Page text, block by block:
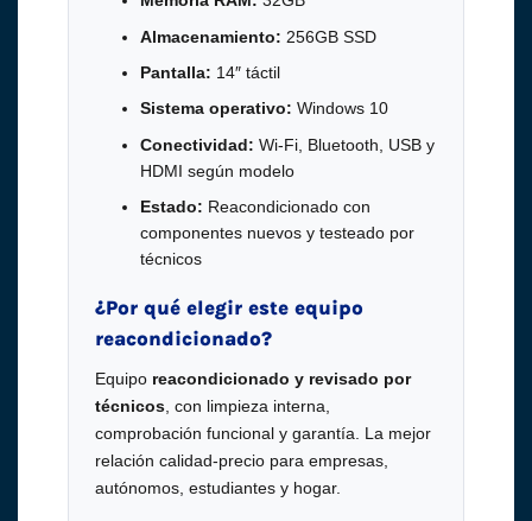
Almacenamiento: 256GB SSD
Pantalla: 14″ táctil
Sistema operativo: Windows 10
Conectividad: Wi-Fi, Bluetooth, USB y
HDMI según modelo
Estado: Reacondicionado con
componentes nuevos y testeado por
técnicos
¿Por qué elegir este equipo
reacondicionado?
Equipo reacondicionado y revisado por
técnicos, con limpieza interna,
comprobación funcional y garantía. La mejor
relación calidad-precio para empresas,
autónomos, estudiantes y hogar.